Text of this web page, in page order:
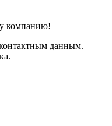
компанию!
данным.